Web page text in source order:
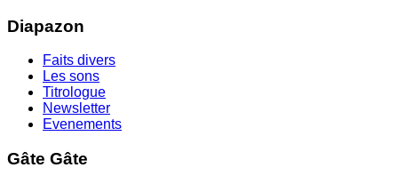
Diapazon
Faits divers
Les sons
Titrologue
Newsletter
Evenements
Gâte Gâte